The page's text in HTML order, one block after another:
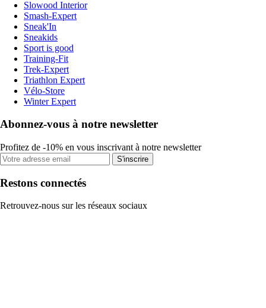
Slowood Interior
Smash-Expert
Sneak'In
Sneakids
Sport is good
Training-Fit
Trek-Expert
Triathlon Expert
Vélo-Store
Winter Expert
Abonnez-vous à notre newsletter
Profitez de -10% en vous inscrivant à notre newsletter
S'inscrire
Restons connectés
Retrouvez-nous sur les réseaux sociaux